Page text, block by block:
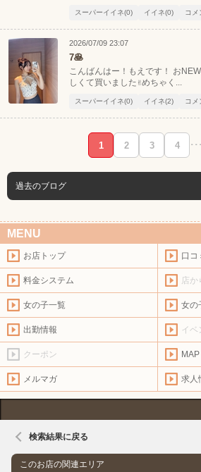
スーパーイイネ(0) イイネ(0) コメ
2026/07/09 23:07
7🥞
こんばんはー！もえです！ お
しくて買いました✌️めちゃく...
スーパーイイネ(0) イイネ(2) コメ
1 2 3 4 ･･･
過去のブログ
MENU
お店トップ 口コ
料金システム 店か
女の子一覧 女の
出勤情報 イベ
クーポン MAP
メルマガ 求人
検索結果に戻る
このお店の関連エリア